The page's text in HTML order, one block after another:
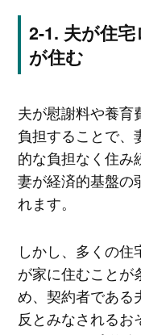
夫が住
が住む
夫が慰謝料や養育
負担することで、
的な負担なく住み
妻が経済的基盤の
れます。
しかし、多くの住
が家に住むことが
め、契約者である
反とみなされるお